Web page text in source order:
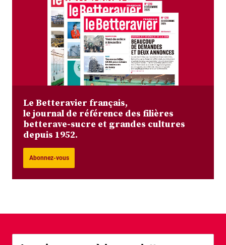
Le Betteravier français,
le journal de référence des filières
betterave-sucre et grandes cultures
depuis 1952.
Abonnez-vous